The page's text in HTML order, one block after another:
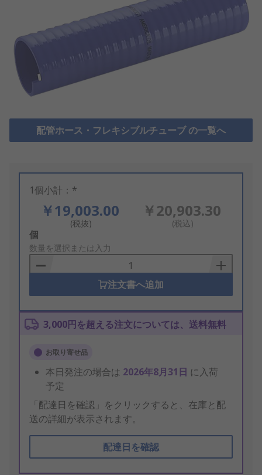
配管ホース・フレキシブルチューブ の一覧へ
1個小計：*
￥19,003.00
(税抜)
￥20,903.30
(税込)
Add
to
Basket
個
数量を選択または入力
注文書へ追加
3,000円を超える注文については、送料無料
お取り寄せ品
本日発注の場合は 2026年8月31日 に入荷
予定
「配達日を確認」をクリックすると、在庫と配
送の詳細が表示されます。
配達日を確認